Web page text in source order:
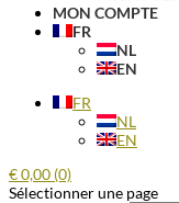
MON COMPTE
FR
NL
EN
FR
NL
EN
€0,00 (0)
Sélectionner une page